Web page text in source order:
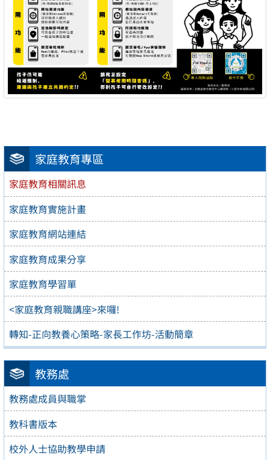
家庭教育專區
家庭教育相關訊息
家庭教育實施計畫
家庭教育網站連結
家庭教育成果分享
家庭教育學習單
<家庭教育親職講座>來囉!
轉知-正向教養心策略-家長工作坊-活動簡章
教務處
教務處成員與職掌
教科書版本
校外人士協助教學申請